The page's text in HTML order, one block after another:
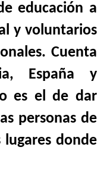
educación a
y voluntarios
Cuenta
España y
es el de dar
personas de
lugares donde